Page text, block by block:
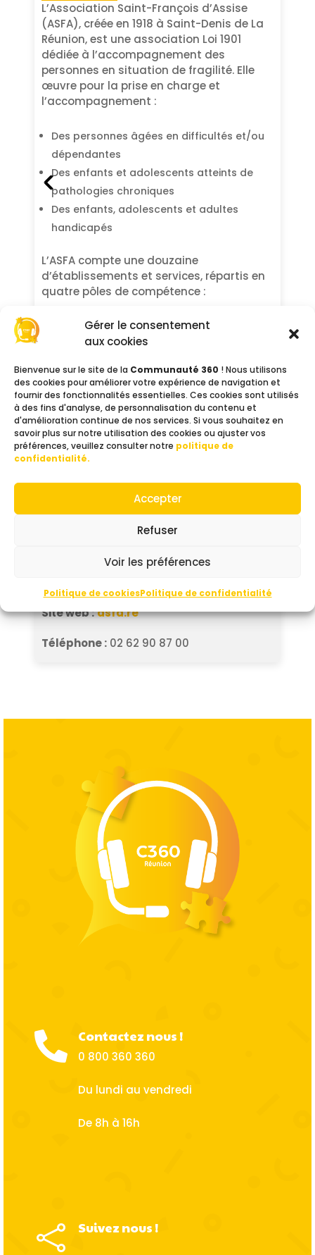
Gérer le consentement
aux cookies
Bienvenue sur le site de la Communauté 360 ! Nous utilisons
des cookies pour améliorer votre expérience de navigation et
fournir des fonctionnalités essentielles. Ces cookies sont utilisés
à des fins d'analyse, de personnalisation du contenu et
d'amélioration continue de nos services. Si vous souhaitez en
savoir plus sur notre utilisation des cookies ou ajuster vos
préférences, veuillez consulter notre politique de
confidentialité.
Accepter
Refuser
Voir les préférences
Politique de cookiesPolitique de confidentialité
L’Association Saint-François d’Assise
(ASFA), créée en 1918 à Saint-Denis de La
Réunion, est une association Loi 1901
dédiée à l’accompagnement des
personnes en situation de fragilité. Elle
œuvre pour la prise en charge et
l’accompagnement :
Des personnes âgées en difficultés et/ou
dépendantes
Des enfants et adolescents atteints de
pathologies chroniques
Des enfants, adolescents et adultes
handicapés
L’ASFA compte une douzaine
d’établissements et services, répartis en
quatre pôles de compétence :
Un pôle sanitaire
Un pôle médico-social Personnes Âgées
Un pôle médico-social Handicap
Un pôle formation
L’association promeut des valeurs
d’humanisme, de solidarité et d’exigence
de qualité, inscrites dans son projet
associatif, qui guide les actions de ses
solutions adaptées, valorisant les talents
et favorisant l’autonomie des personnes
accompagnées, dans des contextes
urbains ou ruraux.
Site web :asfa.re
Téléphone :02 62 90 87 00
 Contactez nous !
0 800 360 360
Du lundi au vendredi
De 8h à 16h
 Suivez nous !